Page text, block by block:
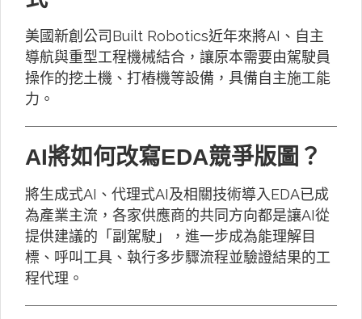
美國新創公司Built Robotics近年來將AI、自主
導航與重型工程機械結合，讓原本需要由駕駛員
操作的挖土機、打樁機等設備，具備自主施工能
力。
AI將如何改寫EDA競爭版圖？
將生成式AI、代理式AI及相關技術導入EDA已成
為產業主流，各家供應商的共同方向都是讓AI從
提供建議的「副駕駛」，進一步成為能理解目
標、呼叫工具、執行多步驟流程並驗證結果的工
程代理。